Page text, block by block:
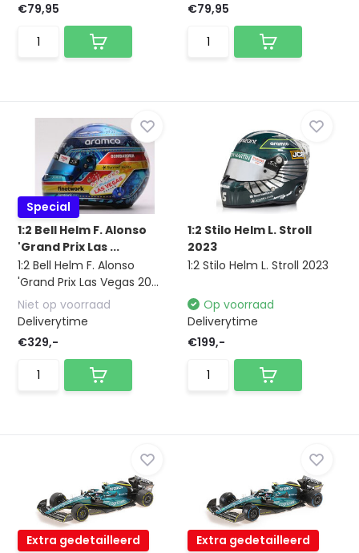
€79,95 €79,95
Special
1:2 Bell Helm F. Alonso
'Grand Prix Las ...
1:2 Bell Helm F. Alonso
'Grand Prix Las Vegas 20...
Niet op voorraad
Deliverytime
€329,-
1:2 Stilo Helm L. Stroll
2023
1:2 Stilo Helm L. Stroll 2023
Op voorraad
Deliverytime
€199,-
Extra gedetailleerd
Extra gedetailleerd